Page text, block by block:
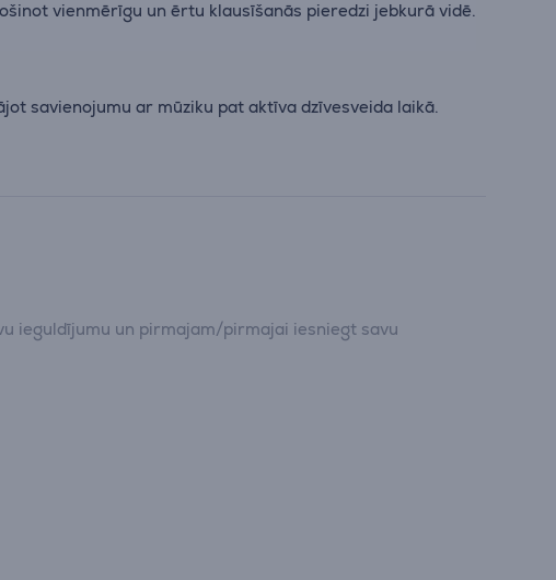
vienmērīgu un ērtu klausīšanās pieredzi jebkurā vidē.
savienojumu ar mūziku pat aktīva dzīvesveida laikā.
ieguldījumu un pirmajam/pirmajai iesniegt savu